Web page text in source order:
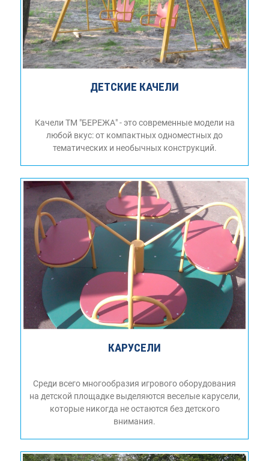
ДЕТСКИЕ КАЧЕЛИ
Качели ТМ "БЕРЕЖА" - это современные модели на
любой вкус: от компактных одноместных до
тематических и необычных конструкций.
КАРУСЕЛИ
Среди всего многообразия игрового оборудования
на детской площадке выделяются веселые карусели,
которые никогда не остаются без детского
внимания.